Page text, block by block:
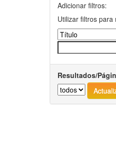
Adicionar filtros:
Utilizar filtros
Resultados/